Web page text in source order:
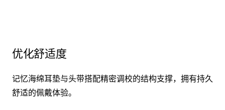
优化舒适度
记忆海绵耳垫与头带搭配精密调校的结构支撑，拥有持久
舒适的佩戴体验。